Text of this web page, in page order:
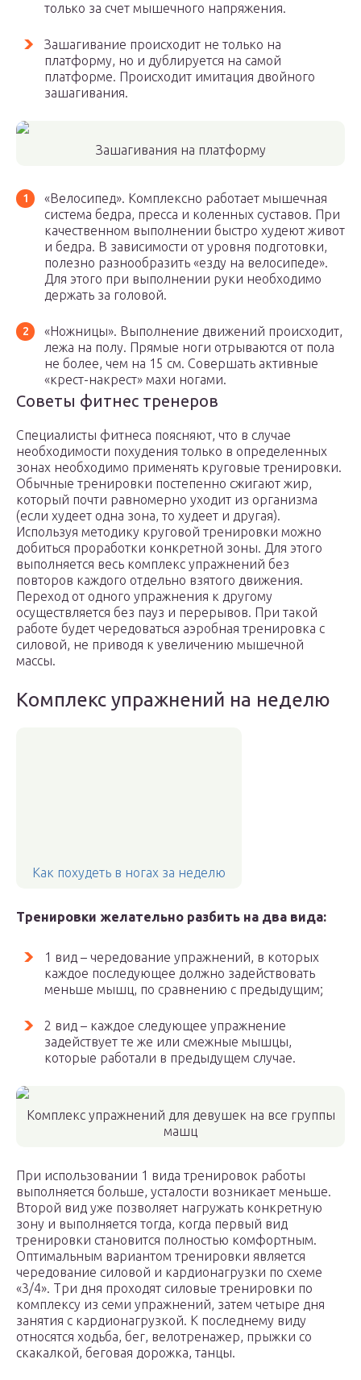
только за счет мышечного напряжения.
Зашагивание происходит не только на
платформу, но и дублируется на самой
платформе. Происходит имитация двойного
зашагивания.
Зашагивания на платформу
«Велосипед». Комплексно работает мышечная
система бедра, пресса и коленных суставов. При
качественном выполнении быстро худеют живот
и бедра. В зависимости от уровня подготовки,
полезно разнообразить «езду на велосипеде».
Для этого при выполнении руки необходимо
держать за головой.
«Ножницы». Выполнение движений происходит,
лежа на полу. Прямые ноги отрываются от пола
не более, чем на 15 см. Совершать активные
«крест-накрест» махи ногами.
Советы фитнес тренеров
Специалисты фитнеса поясняют, что в случае
необходимости похудения только в определенных
зонах необходимо применять круговые тренировки.
Обычные тренировки постепенно сжигают жир,
который почти равномерно уходит из организма
(если худеет одна зона, то худеет и другая).
Используя методику круговой тренировки можно
добиться проработки конкретной зоны. Для этого
выполняется весь комплекс упражнений без
повторов каждого отдельно взятого движения.
Переход от одного упражнения к другому
осуществляется без пауз и перерывов. При такой
работе будет чередоваться аэробная тренировка с
силовой, не приводя к увеличению мышечной
массы.
Комплекс упражнений на неделю
Как похудеть в ногах за неделю
Тренировки желательно разбить на два вида:
1 вид – чередование упражнений, в которых
каждое последующее должно задействовать
меньше мышц, по сравнению с предыдущим;
2 вид – каждое следующее упражнение
задействует те же или смежные мышцы,
которые работали в предыдущем случае.
Комплекс упражнений для девушек на все группы
машц
При использовании 1 вида тренировок работы
выполняется больше, усталости возникает меньше.
Второй вид уже позволяет нагружать конкретную
зону и выполняется тогда, когда первый вид
тренировки становится полностью комфортным.
Оптимальным вариантом тренировки является
чередование силовой и кардионагрузки по схеме
«3/4». Три дня проходят силовые тренировки по
комплексу из семи упражнений, затем четыре дня
занятия с кардионагрузкой. К последнему виду
относятся ходьба, бег, велотренажер, прыжки со
скакалкой, беговая дорожка, танцы.